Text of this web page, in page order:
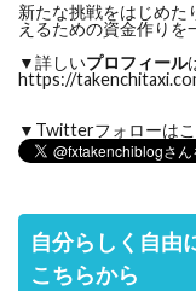
新たな挑戦をはじめた
えるための資金作りを
▼詳しいプロフィール
https://
▼Twitterフォローは
自分らしく自由
こちらから